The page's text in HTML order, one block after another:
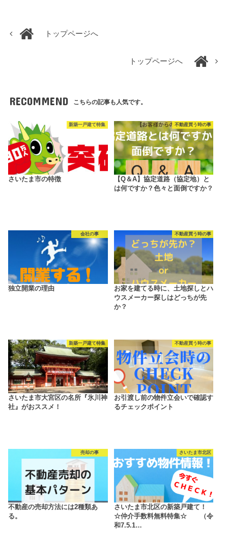
トップページへ
トップページへ
RECOMMEND こちらの記事も人気です。
新築一戸建て特集
さいたま市の特徴
不動産買う時の事
【Q＆A】協定道路（協定地）と
は何ですか？色々と面倒ですか？
会社の事
独立開業の理由
不動産買う時の事
お家を建てる時に、土地探しとハ
ウスメーカー探しはどっちが先
か？
新築一戸建て特集
さいたま市大宮区の名所『氷川神
社』がおススメ！
不動産買う時の事
お引渡し前の物件立会いで確認す
るチェックポイント
売却の事
不動産の売却方法には2種類あ
る。
さいたま市北区
さいたま市北区の新築戸建て！
☆仲介手数料無料特集☆ （令
和7.5.1…